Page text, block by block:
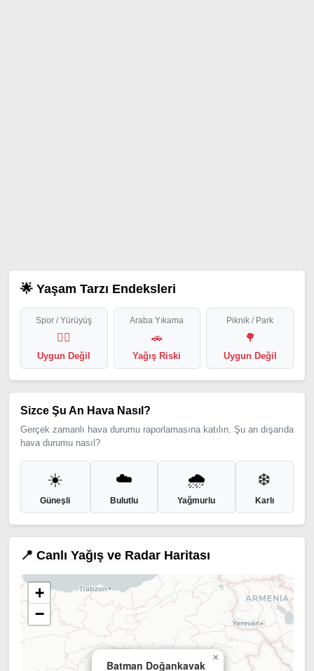
🌟 Yaşam Tarzı Endeksleri
Spor / Yürüyüş
🏃‍♂️
Uygun Değil
Araba Yıkama
🚗
Yağış Riski
Piknik / Park
🌳
Uygun Değil
Sizce Şu An Hava Nasıl?
Gerçek zamanlı hava durumu raporlamasına katılın. Şu an dışarıda
hava durumu nasıl?
☀️
Güneşli
☁️
Bulutlu
🌧️
Yağmurlu
❄️
Karlı
📍 Canlı Yağış ve Radar Haritası
Batman Doğankavak
×
+
−